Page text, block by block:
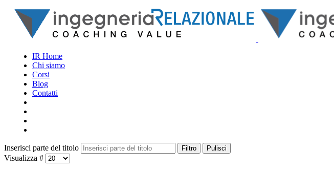
IR Home
Chi siamo
Corsi
Blog
Contatti
Inserisci parte del titolo Filtro Pulisci
Visualizza #